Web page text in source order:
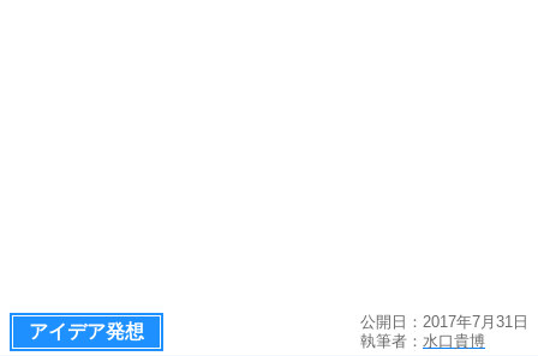
アイデア発想
公開日：2017年7月31日
執筆者： 水口貴博